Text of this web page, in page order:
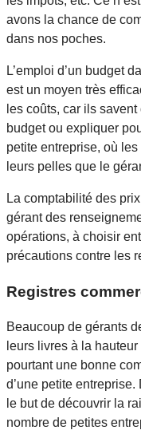
avons la chance de
dans nos poches.
L’emploi d’un budget
est un moyen très
les coûts, car ils
budget ou expliquer
petite entreprise, où
leurs pelles que le
La comptabilité des
gérant des
opérations, à choisir
précautions contre les
Registres
Beaucoup de gérants
leurs livres à la
pourtant une bonne
d’une petite
le but de découvrir la
nombre de petites